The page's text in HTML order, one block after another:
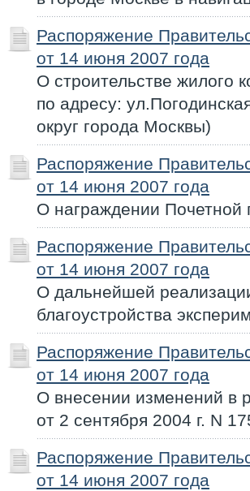
Распоряжение
от 14 июня 2007 года
О строительстве жилого
по адресу:
округ города Москвы)
Распоряжение
от 14 июня 2007 года
О награждении Почетной
Распоряжение
от 14 июня 2007 года
О дальнейшей
благоустройства
Распоряжение
от 14 июня 2007 года
О внесении изменений в
от 2 сентября 2004 г. N
Распоряжение
от 14 июня 2007 года